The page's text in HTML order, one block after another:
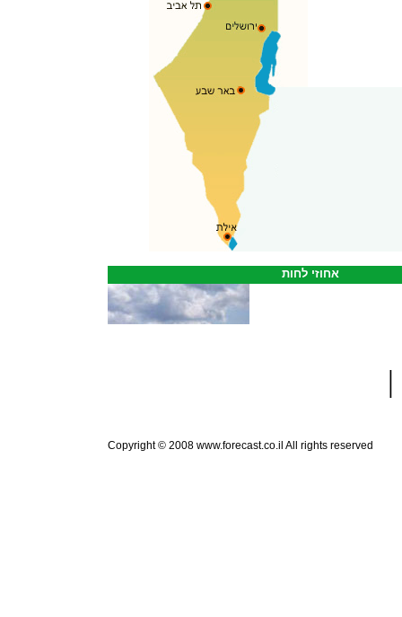
אחוזי לחות
|
Copyright © 2008 www.forecast.co.il All rights reserved